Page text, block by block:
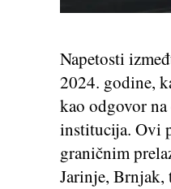
Napetosti
2024. godine,
kao odgovor
institucija. Ovi
graničnim
Jarinje, Brnjak,